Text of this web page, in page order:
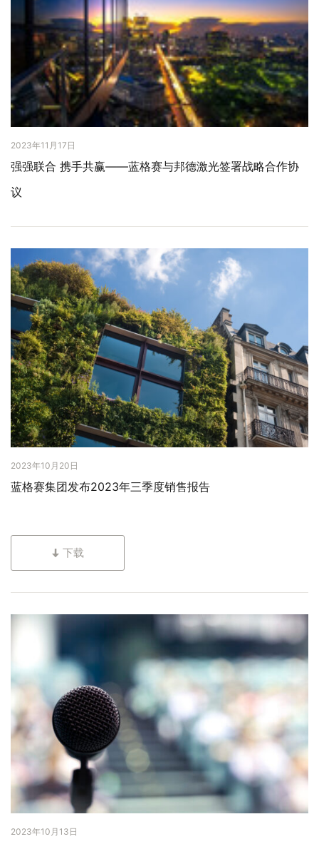
2023年11月17日
强强联合 携手共赢——蓝格赛与邦德激光签署战略合作协
议
2023年10月20日
蓝格赛集团发布2023年三季度销售报告
下载
2023年10月13日